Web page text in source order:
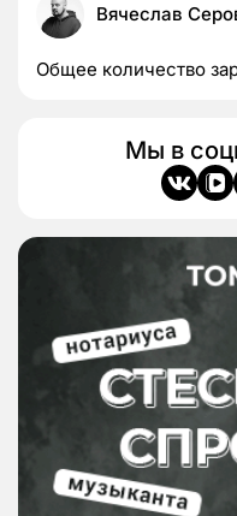
Вячеслав
Общее количество
Мы в